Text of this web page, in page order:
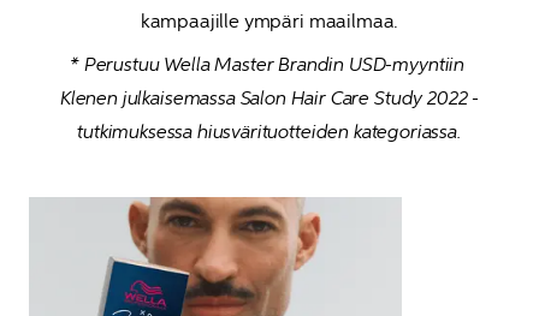
kampaajille ympäri maailmaa.
* Perustuu Wella Master Brandin USD-myyntiin
Klenen julkaisemassa Salon Hair Care Study 2022 -
tutkimuksessa hiusvärituotteiden kategoriassa.